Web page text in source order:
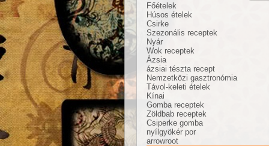
Főételek
Húsos ételek
Csirke
Szezonális receptek
Nyár
Wok receptek
Ázsia
ázsiai tészta recept
Nemzetközi gasztronómia
Távol-keleti ételek
Kínai
Gomba receptek
Zöldbab receptek
Csiperke gomba
nyílgyökér por
arrowroot